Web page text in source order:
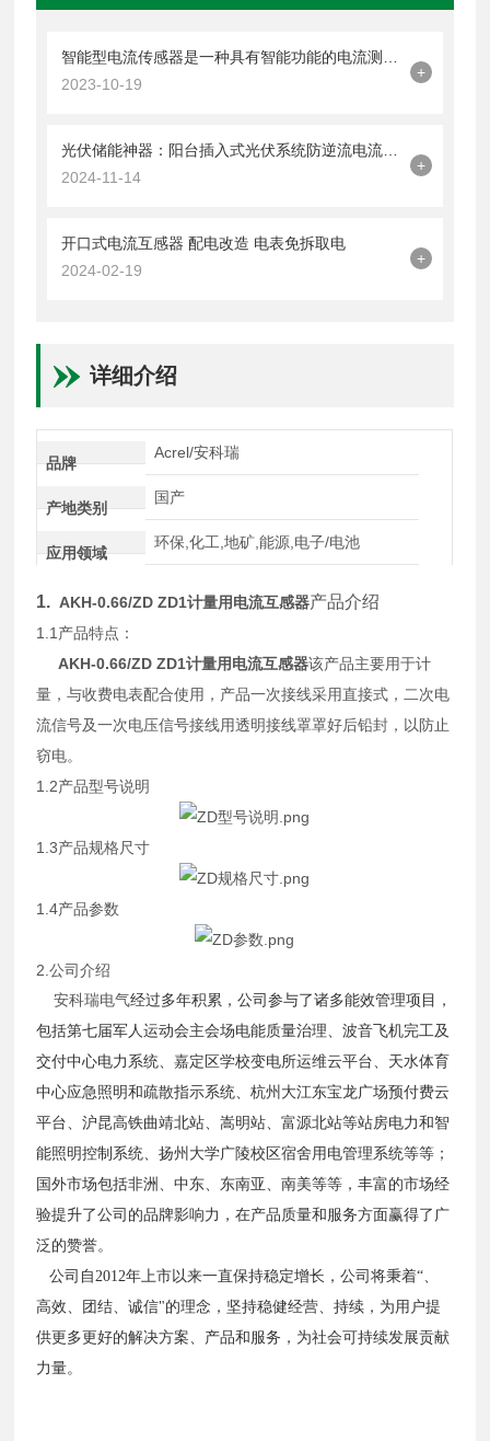
2023-10-19
+
2024-11-14
+
开口式电流互感器 配电改造 电表免拆取电
2024-02-19
+
详细介绍
品牌
Acrel/安科瑞
产地类别
国产
应用领域
环保,化工,地矿,能源,电子/电池
1. AKH-0.66/ZD ZD1计量用电流互感器产品介绍
1.1产品特点：
AKH-0.66/ZD ZD1计量用电流互感器该产品主要用于计
量，与收费电表配合使用，产品一次接线采用直接式，二次电
流信号及一次电压信号接线用透明接线罩罩好后铅封，以防止
窃电。
1.2产品型号说明
1.3产品规格尺寸
1.4产品参数
2.公司介绍
安科瑞电气经过多年积累，公司参与了诸多能效管理项目，
包括第七届军人运动会主会场电能质量治理、波音飞机完工及
交付中心电力系统、嘉定区学校变电所运维云平台、天水体育
中心应急照明和疏散指示系统、杭州大江东宝龙广场预付费云
平台、沪昆高铁曲靖北站、嵩明站、富源北站等站房电力和智
能照明控制系统、扬州大学广陵校区宿舍用电管理系统等等；
国外市场包括非洲、中东、东南亚、南美等等，丰富的市场经
验提升了公司的品牌影响力，在产品质量和服务方面赢得了广
泛的赞誉。
公司自 2012年上市以来一直保持稳定增长，公司将秉着“、
高效、团结、诚信"的理念，坚持稳健经营、持续，为用户提
供更多更好的解决方案、产品和服务，为社会可持续发展贡献
力量。